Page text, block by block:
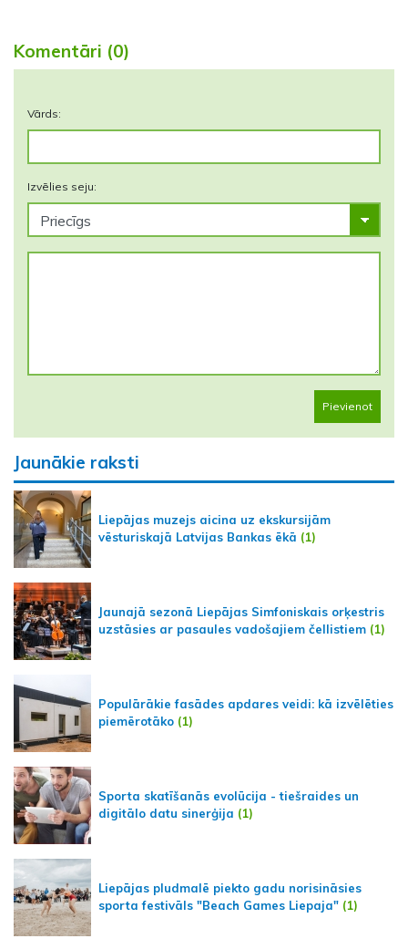
Komentāri (0)
Vārds:
Izvēlies seju:
Pievienot
Jaunākie raksti
Liepājas muzejs aicina uz ekskursijām
vēsturiskajā Latvijas Bankas ēkā (1)
Jaunajā sezonā Liepājas Simfoniskais orķestris
uzstāsies ar pasaules vadošajiem čellistiem (1)
Populārākie fasādes apdares veidi: kā izvēlēties
piemērotāko (1)
Sporta skatīšanās evolūcija - tiešraides un
digitālo datu sinerģija (1)
Liepājas pludmalē piekto gadu norisināsies
sporta festivāls "Beach Games Liepaja" (1)